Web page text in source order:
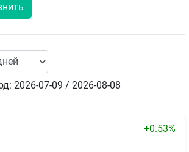
2026-07-09 / 2026-08-08
+0.53%